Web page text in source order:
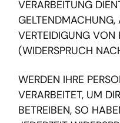
VERARBEITUNG
VERTEIDIGUNG VON
(WIDERSPRUCH
WERDEN IHRE
VERARBEITET, UM
BETREIBEN, SO